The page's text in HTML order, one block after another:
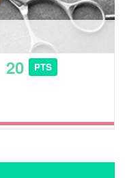
20 PTS